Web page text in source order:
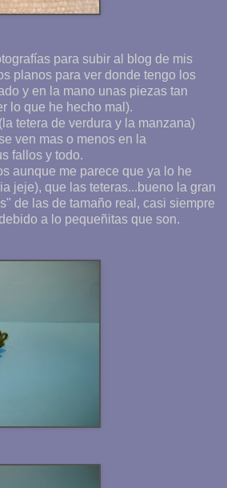
para subir al blog de mis
planos para ver donde tengo los
y en la mano unas piezas tan
lo que he hecho mal).
tetera de verdura y la manzana)
ven mas o menos en la
fallos y todo.
aunque me parece que ya lo he
jeje), que las teteras...bueno la gran
de las de tamaño real, casi siempre
a lo pequeñitas que son.